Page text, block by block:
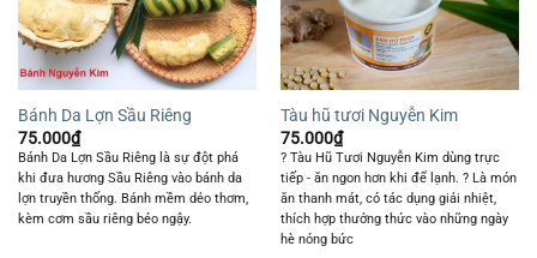
Bánh Da Lợn Sầu Riêng
75.000₫
Bánh Da Lợn Sầu Riêng là sự đột phá
khi đưa hương Sầu Riêng vào bánh da
lợn truyền thống. Bánh mềm dẻo thơm,
kèm cơm sầu riêng béo ngậy.
Tàu hũ tươi Nguyễn Kim
75.000₫
? Tàu Hũ Tươi Nguyễn Kim dùng trực
tiếp - ăn ngon hơn khi để lạnh. ? Là món
ăn thanh mát, có tác dụng giải nhiệt,
thích hợp thưởng thức vào những ngày
hè nóng bức